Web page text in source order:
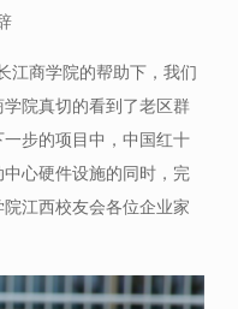
江商学院的帮助下，我们
院真切的看到了老区群
步的项目中，中国红十
心硬件设施的同时，完
江西校友会各位企业家